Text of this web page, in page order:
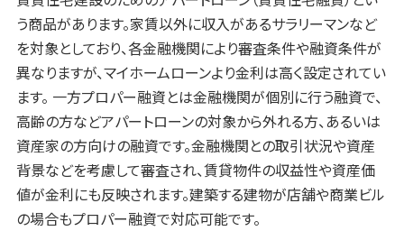
う商品があります。家賃以外に収入があるサラリーマンなど
を対象としており、各金融機関により審査条件や融資条件が
異なりますが、マイホームローンより金利は高く設定されてい
ます。 一方プロパー融資とは金融機関が個別に行う融資で、
高齢の方などアパートローンの対象から外れる方、あるいは
資産家の方向けの融資です。金融機関との取引状況や資産
背景などを考慮して審査され、賃貸物件の収益性や資産価
値が金利にも反映されます。建築する建物が店舗や商業ビル
の場合もプロパー融資で対応可能です。